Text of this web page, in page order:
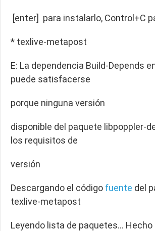
[enter] para instalarlo, Control+C
* texlive-metapost
E: La dependencia Build-Depends
puede satisfacerse
porque ninguna versión
disponible del paquete libpoppler-
los requisitos de
versión
Descargando el código fuente del
texlive-metapost
Leyendo lista de paquetes… Hecho